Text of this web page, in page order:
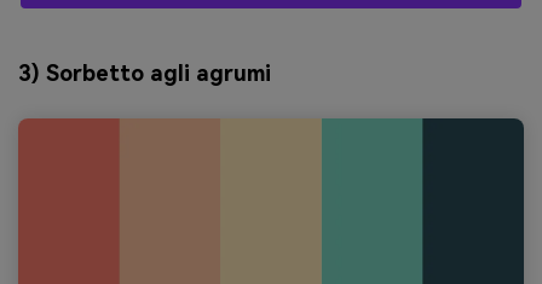
3) Sorbetto agli agrumi